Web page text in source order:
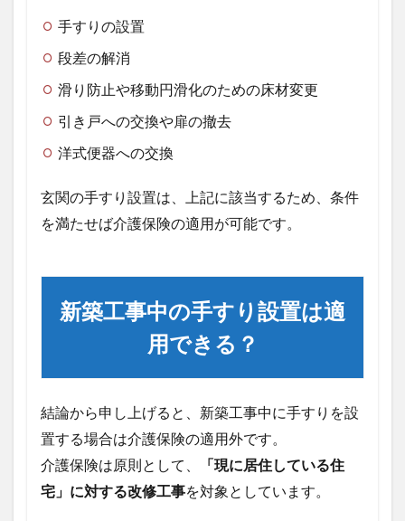
手す
置は
でき
る？
2.1
補
新築
適用
3
ら適
用で
る？
3.1
手すりの設置
段差の解消
滑り防止や移動円滑化のための床材変更
引き戸への交換や扉の撤去
洋式便器への交換
玄関の手すり設置は、上記に該当するため、条件
を満たせば介護保険の適用が可能です。
新築工事中の手すり設置は適
用できる？
結論から申し上げると、新築工事中に手すりを設
置する場合は介護保険の適用外です。
介護保険は原則として、
「現に居住している住
宅」に対する改修工事を対象としています。